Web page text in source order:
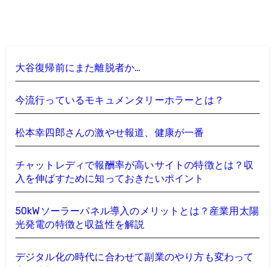
大谷復帰前にまた離脱者か…
今流行っているモキュメンタリーホラーとは？
松本幸四郎さんの激やせ報道、健康が一番
チャットレディで報酬率が高いサイトの特徴とは？収
入を伸ばすために知っておきたいポイント
50kWソーラーパネル導入のメリットとは？産業用太陽
光発電の特徴と収益性を解説
デジタル化の時代に合わせて副業のやり方も変わって